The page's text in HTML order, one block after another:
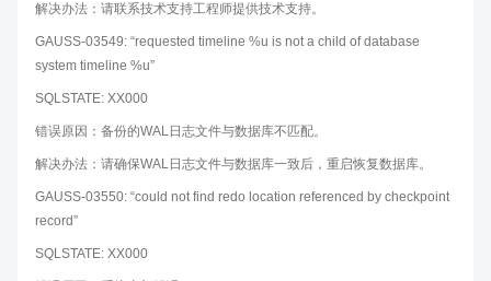
解决办法：请联系技术支持工程师提供技术支持。
GAUSS-03549: “requested timeline %u is not a child of database
system timeline %u”
SQLSTATE: XX000
错误原因：备份的WAL日志文件与数据库不匹配。
解决办法：请确保WAL日志文件与数据库一致后，重启恢复数据库。
GAUSS-03550: “could not find redo location referenced by checkpoint
record”
SQLSTATE: XX000